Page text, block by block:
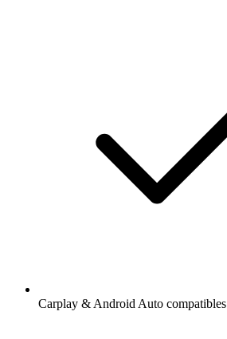
Carplay & Android Auto compatibles